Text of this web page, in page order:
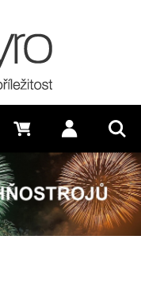
Přihlásit
0 Kč